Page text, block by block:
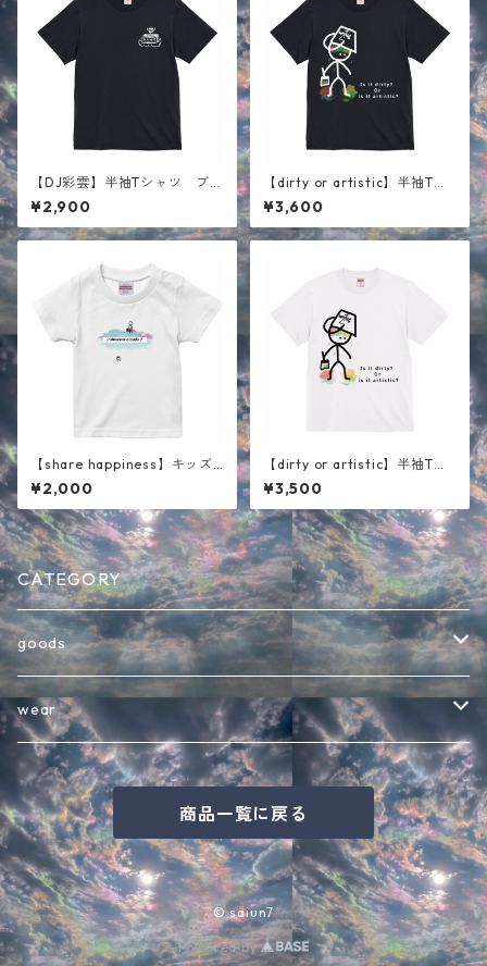
【DJ彩雲】半袖Tシャツ ブラ
ック
¥2,900
【dirty or artistic】半袖Tシ
ャツ ブラック
¥3,600
【share happiness】キッズ
半袖Tシャツ ホワイト
¥2,000
【dirty or artistic】半袖Tシ
ャツ ホワイト
¥3,500
CATEGORY
goods
バッグ
インテリア・その他雑貨
キャップ
バケットハット
wear
半袖Tシャツ
七分袖Tシャツ
長袖Tシャツ
商品一覧に戻る
© saiun7
Powered by